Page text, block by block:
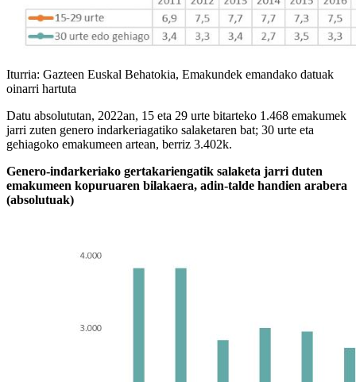
Iturria: Gazteen Euskal Behatokia, Emakundek emandako datuak
oinarri hartuta
Datu absolututan, 2022an, 15 eta 29 urte bitarteko 1.468 emakumek
jarri zuten genero indarkeriagatiko salaketaren bat; 30 urte eta
gehiagoko emakumeen artean, berriz 3.402k.
Genero-indarkeriako gertakariengatik salaketa jarri duten
emakumeen kopuruaren bilakaera, adin-talde handien arabera
(absolutuak)